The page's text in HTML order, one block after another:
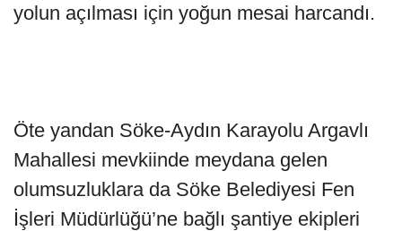
yolun açılması için yoğun mesai harcandı.
Öte yandan Söke-Aydın Karayolu Argavlı
Mahallesi mevkiinde meydana gelen
olumsuzluklara da Söke Belediyesi Fen
İşleri Müdürlüğü’ne bağlı şantiye ekipleri